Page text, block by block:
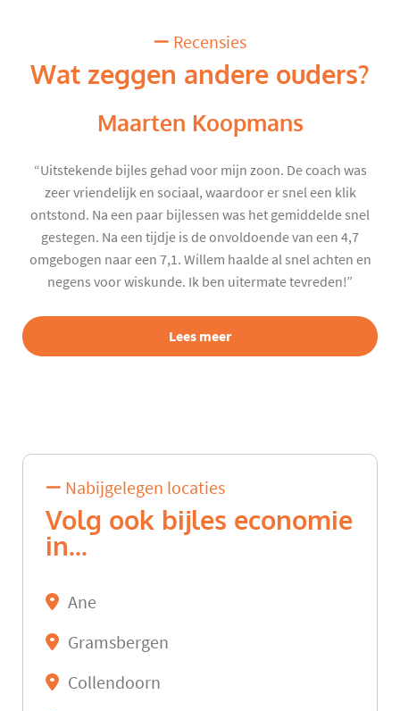
Recensies
Wat zeggen andere ouders?
Maarten Koopmans
“Uitstekende bijles gehad voor mijn zoon. De coach was
zeer vriendelijk en sociaal, waardoor er snel een klik
ontstond. Na een paar bijlessen was het gemiddelde snel
gestegen. Na een tijdje is de onvoldoende van een 4,7
omgebogen naar een 7,1. Willem haalde al snel achten en
negens voor wiskunde. Ik ben uitermate tevreden!”
Lees meer
Nabijgelegen locaties
Volg ook bijles economie
in...
Ane
Gramsbergen
Collendoorn